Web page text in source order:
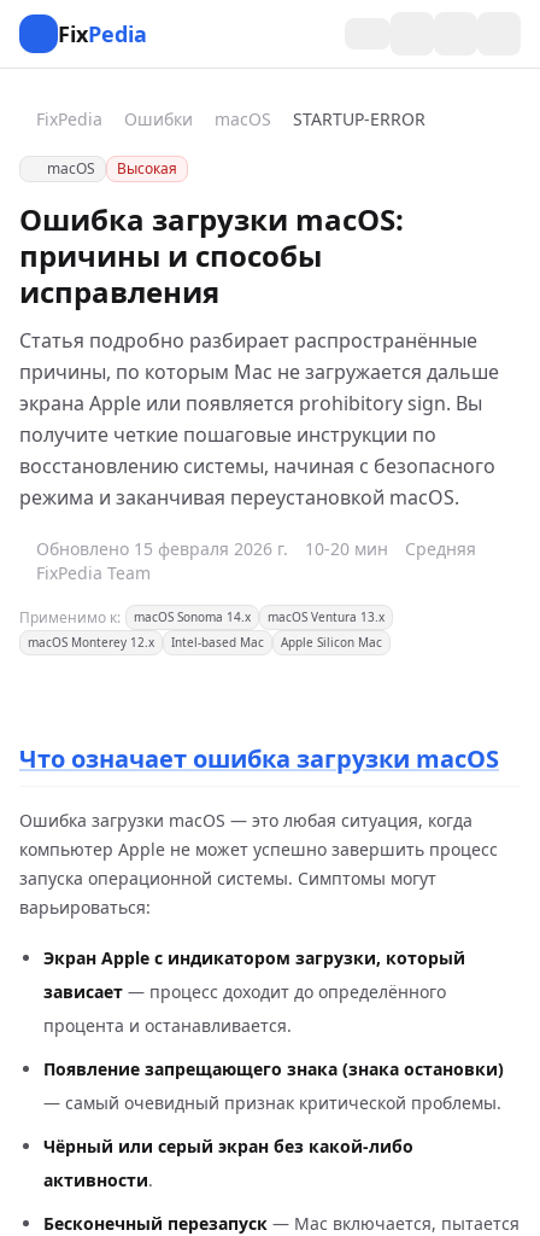
FixPedia
FixPedia Ошибки macOS STARTUP-ERROR
macOS Высокая
Ошибка загрузки macOS:
причины и способы
исправления
Статья подробно разбирает распространённые
причины, по которым Mac не загружается дальше
экрана Apple или появляется prohibitory sign. Вы
получите четкие пошаговые инструкции по
восстановлению системы, начиная с безопасного
режима и заканчивая переустановкой macOS.
Обновлено 15 февраля 2026 г. 10-20 мин
Средняя
FixPedia Team
Применимо к: macOS Sonoma 14.x
macOS Ventura 13.x
macOS Monterey 12.x
Intel-based Mac Apple Silicon Mac
Что означает ошибка загрузки macOS
Ошибка загрузки macOS — это любая ситуация, когда
компьютер Apple не может успешно завершить процесс
запуска операционной системы. Симптомы могут
варьироваться:
Экран Apple с индикатором загрузки, который
зависает — процесс доходит до определённого
процента и останавливается.
Появление запрещающего знака (знака остановки)
— самый очевидный признак критической проблемы.
Чёрный или серый экран без какой-либо
активности.
Бесконечный перезапуск — Mac включается, пытается